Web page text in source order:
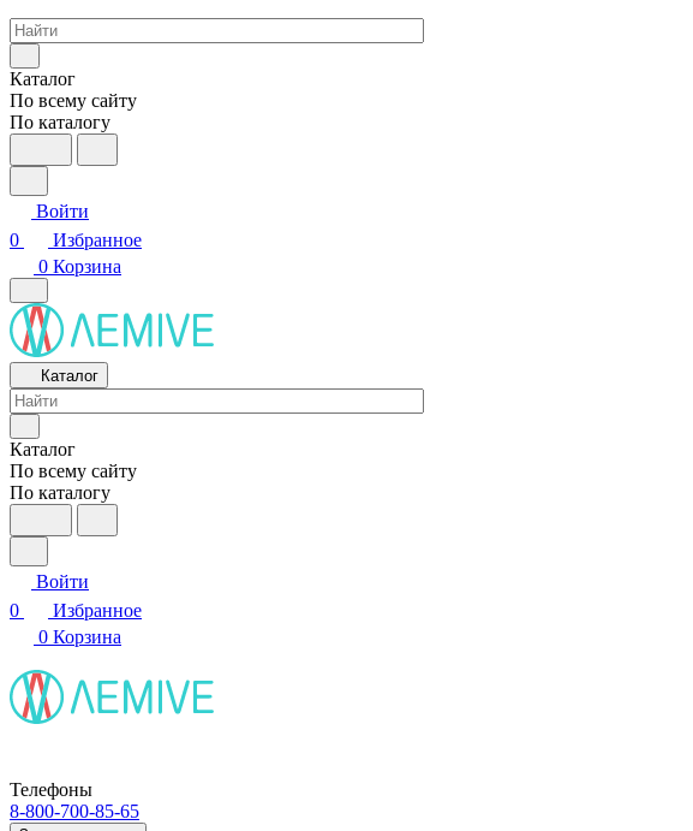
Каталог
По всему сайту
По каталогу
Войти
0
Избранное
0 Корзина
Каталог
Каталог
По всему сайту
По каталогу
Войти
0
Избранное
0 Корзина
Телефоны
8-800-700-85-65